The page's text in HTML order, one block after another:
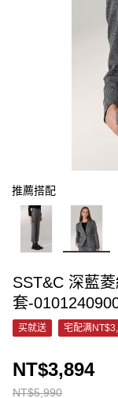
推薦搭配
SST&C 深藍
套-
买就送 宅配满
NT$5,990
NT$3,894